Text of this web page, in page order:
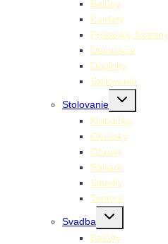
Balóny
Konfety
Prskavky, fontány
Dekorácie
Doplnky
Stolovanie
Stolovanie
Toggle
child
menu
Klobúčiky
Obrúsky
Obrusy
Poháre
Slamky
Taniere
Svadba
Toggle
child
menu
Balóny